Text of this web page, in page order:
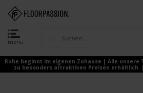
menu
Ruhe beginnt im eigenen Zuhause | Alle
zu besonders attraktiven Preisen erhältlich.